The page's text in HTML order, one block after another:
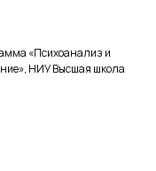
«Психоанализ и
НИУ Высшая школа